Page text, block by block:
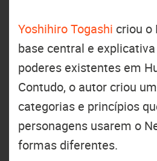
Yoshihiro Togashi criou o
base central e
poderes existentes em
Contudo, o autor criou
categorias e princípios
personagens usarem o
formas diferentes.